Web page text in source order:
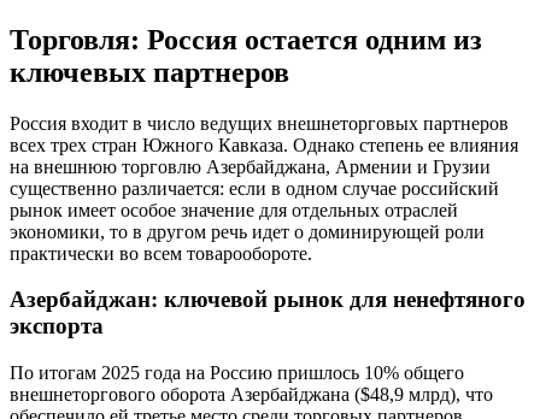
Торговля: Россия остается одним из
ключевых партнеров
Россия входит в число ведущих внешнеторговых партнеров
всех трех стран Южного Кавказа. Однако степень ее влияния
на внешнюю торговлю Азербайджана, Армении и Грузии
существенно различается: если в одном случае российский
рынок имеет особое значение для отдельных отраслей
экономики, то в другом речь идет о доминирующей роли
практически во всем товарообороте.
Азербайджан: ключевой рынок для ненефтяного
экспорта
По итогам 2025 года на Россию пришлось 10% общего
внешнеторгового оборота Азербайджана ($48,9 млрд), что